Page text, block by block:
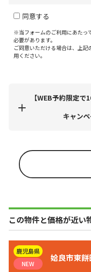
同意する
※当フォームのご利用にあたっ
必要があります。
ご同意いただける場合は、上
用ください。
【WEB予約限定
キャン
この物件と価格が近い
鹿児島県
NEW
姶良市東餅